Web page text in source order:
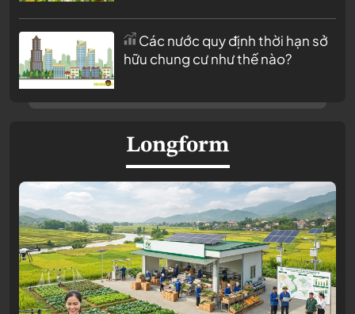
Các nước quy định thời hạn sở
hữu chung cư như thế nào?
Longform